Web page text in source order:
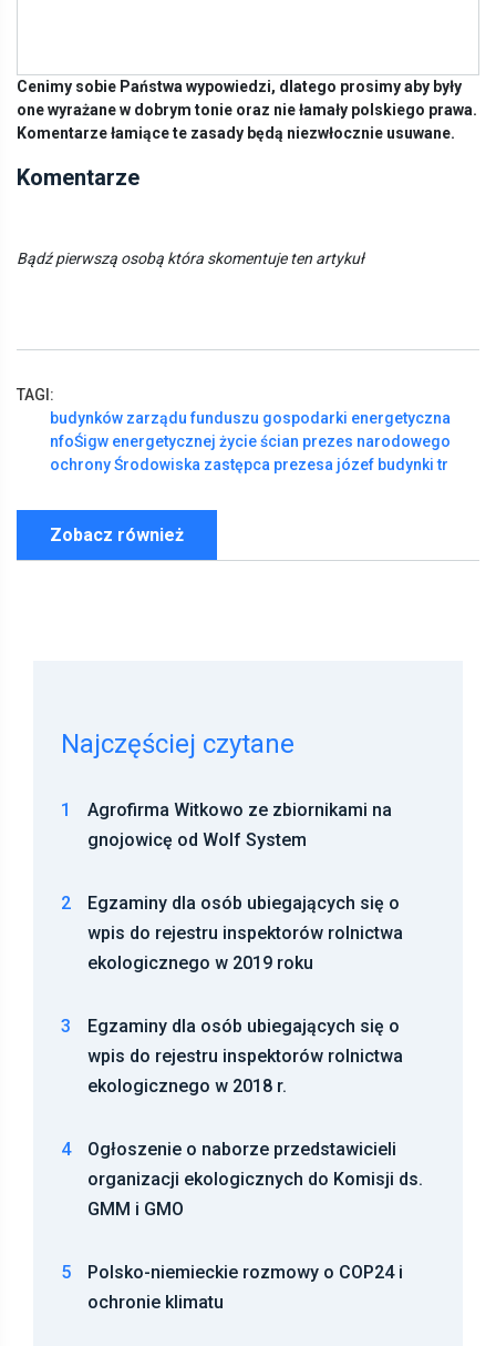
Cenimy sobie Państwa wypowiedzi, dlatego prosimy aby były
one wyrażane w dobrym tonie oraz nie łamały polskiego prawa.
Komentarze łamiące te zasady będą niezwłocznie usuwane.
Komentarze
Bądź pierwszą osobą która skomentuje ten artykuł
TAGI:
budynków zarządu funduszu gospodarki energetyczna
nfoŚigw energetycznej życieścian prezes narodowego
ochronyŚrodowiska zastępca prezesa józef budynki tr
Zobacz również
Najczęściej czytane
1
Agrofirma Witkowo ze zbiornikami na
gnojowicę od Wolf System
2
Egzaminy dla osób ubiegających się o
wpis do rejestru inspektorów rolnictwa
ekologicznego w 2019 roku
3
Egzaminy dla osób ubiegających się o
wpis do rejestru inspektorów rolnictwa
ekologicznego w 2018 r.
4
Ogłoszenie o naborze przedstawicieli
organizacji ekologicznych do Komisji ds.
GMM i GMO
5
Polsko-niemieckie rozmowy o COP24 i
ochronie klimatu